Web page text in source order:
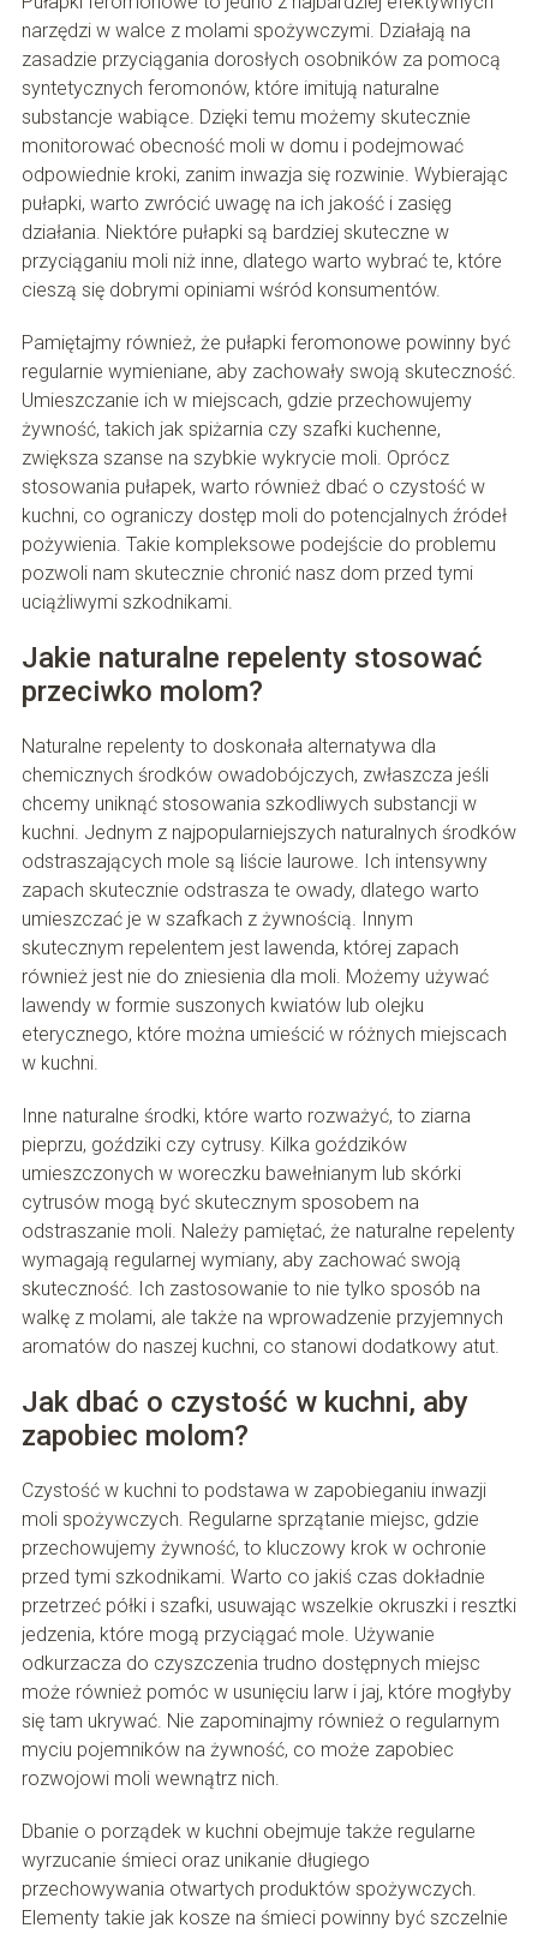
narzędzi w walce z molami spożywczymi. Działają na
zasadzie przyciągania dorosłych osobników za pomocą
syntetycznych feromonów, które imitują naturalne
substancje wabiące. Dzięki temu możemy skutecznie
monitorować obecność moli w domu i podejmować
odpowiednie kroki, zanim inwazja się rozwinie. Wybierając
pułapki, warto zwrócić uwagę na ich jakość i zasięg
działania. Niektóre pułapki są bardziej skuteczne w
przyciąganiu moli niż inne, dlatego warto wybrać te, które
cieszą się dobrymi opiniami wśród konsumentów.
Pamiętajmy również, że pułapki feromonowe powinny być
regularnie wymieniane, aby zachowały swoją skuteczność.
Umieszczanie ich w miejscach, gdzie przechowujemy
żywność, takich jak spiżarnia czy szafki kuchenne,
zwiększa szanse na szybkie wykrycie moli. Oprócz
stosowania pułapek, warto również dbać o czystość w
kuchni, co ograniczy dostęp moli do potencjalnych źródeł
pożywienia. Takie kompleksowe podejście do problemu
pozwoli nam skutecznie chronić nasz dom przed tymi
uciążliwymi szkodnikami.
Jakie naturalne repelenty stosować
przeciwko molom?
Naturalne repelenty to doskonała alternatywa dla
chemicznych środków owadobójczych, zwłaszcza jeśli
chcemy uniknąć stosowania szkodliwych substancji w
kuchni. Jednym z najpopularniejszych naturalnych środków
odstraszających mole są liście laurowe. Ich intensywny
zapach skutecznie odstrasza te owady, dlatego warto
umieszczać je w szafkach z żywnością. Innym
skutecznym repelentem jest lawenda, której zapach
również jest nie do zniesienia dla moli. Możemy używać
lawendy w formie suszonych kwiatów lub olejku
eterycznego, które można umieścić w różnych miejscach
w kuchni.
Inne naturalne środki, które warto rozważyć, to ziarna
pieprzu, goździki czy cytrusy. Kilka goździków
umieszczonych w woreczku bawełnianym lub skórki
cytrusów mogą być skutecznym sposobem na
odstraszanie moli. Należy pamiętać, że naturalne repelenty
wymagają regularnej wymiany, aby zachować swoją
skuteczność. Ich zastosowanie to nie tylko sposób na
walkę z molami, ale także na wprowadzenie przyjemnych
aromatów do naszej kuchni, co stanowi dodatkowy atut.
Jak dbać o czystość w kuchni, aby
zapobiec molom?
Czystość w kuchni to podstawa w zapobieganiu inwazji
moli spożywczych. Regularne sprzątanie miejsc, gdzie
przechowujemy żywność, to kluczowy krok w ochronie
przed tymi szkodnikami. Warto co jakiś czas dokładnie
przetrzeć półki i szafki, usuwając wszelkie okruszki i resztki
jedzenia, które mogą przyciągać mole. Używanie
odkurzacza do czyszczenia trudno dostępnych miejsc
może również pomóc w usunięciu larw i jaj, które mogłyby
się tam ukrywać. Nie zapominajmy również o regularnym
myciu pojemników na żywność, co może zapobiec
rozwojowi moli wewnątrz nich.
Dbanie o porządek w kuchni obejmuje także regularne
wyrzucanie śmieci oraz unikanie długiego
przechowywania otwartych produktów spożywczych.
Elementy takie jak kosze na śmieci powinny być szczelnie